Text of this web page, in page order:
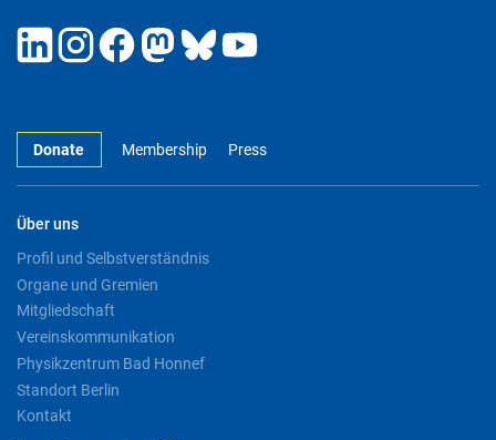
Donate Membership Press
Über uns
Profil und Selbstverständnis
Organe und Gremien
Mitgliedschaft
Vereinskommunikation
Physikzentrum Bad Honnef
Standort Berlin
Kontakt